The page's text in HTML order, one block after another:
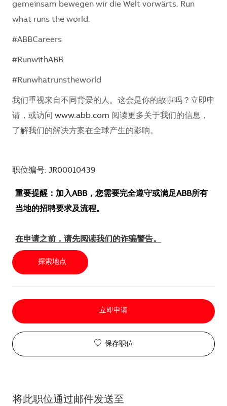
gemeinsam bewegen wir die Welt vorwärts. Run
what runs the world.
#ABBCareers
#RunwithABB
#Runwhatrunstheworld
我们重视来自不同背景的人。这会是你的故事吗？立即申
请，或访问 www.abb.com 阅读更多关于我们的信息，
了解我们的解决方案在全球产生的影响。
职位编号: JR00010439
重要提醒：加入ABB，您需要完全遵守或满足ABB所有
当地的招聘要求及流程。
在申请之前，请先阅读我们的诈骗警告。
探索地点
立即申请
保存职位
将此职位通过邮件发送至